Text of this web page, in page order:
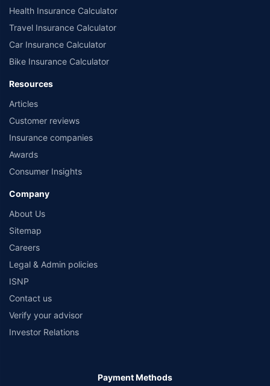
Health Insurance Calculator
Travel Insurance Calculator
Car Insurance Calculator
Bike Insurance Calculator
Resources
Articles
Customer reviews
Insurance companies
Awards
Consumer Insights
Company
About Us
Sitemap
Careers
Legal & Admin policies
ISNP
Contact us
Verify your advisor
Investor Relations
Payment Methods